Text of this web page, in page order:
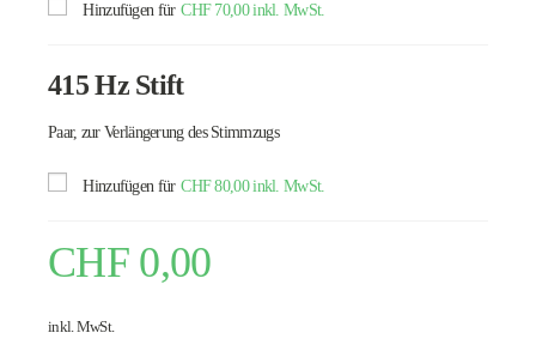
Hinzufügen für CHF70,00 inkl. MwSt.
415 Hz Stift
Paar, zur Verlängerung des Stimmzugs
Hinzufügen für CHF80,00 inkl. MwSt.
CHF0,00
inkl. MwSt.